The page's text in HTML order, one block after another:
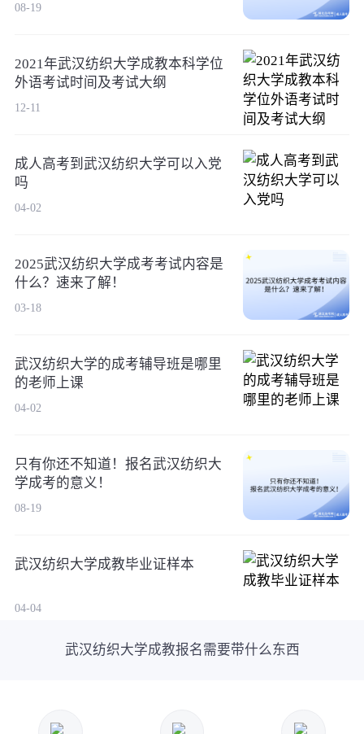
08-19
2021年武汉纺织大学成教本科学位
外语考试时间及考试大纲
12-11
成人高考到武汉纺织大学可以入党
吗
04-02
2025武汉纺织大学成考考试内容是
什么？速来了解！
03-18
武汉纺织大学的成考辅导班是哪里
的老师上课
04-02
只有你还不知道！报名武汉纺织大
学成考的意义！
08-19
武汉纺织大学成教毕业证样本
04-04
武汉纺织大学成教报名需要带什么东西